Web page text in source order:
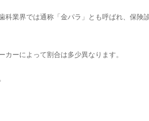
科業界では通称「金パラ」とも呼ばれ、保険
ーによって割合は多少異なります。